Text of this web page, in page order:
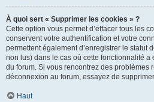
À quoi sert « Supprimer les cookies » ?
Cette option vous permet d’effacer tous les
conservent votre authentification et votre
permettent également d’enregistrer le statut
non lus) dans le cas où cette fonctionnalité
du forum. Si vous rencontrez des problèmes
déconnexion au forum, essayez de
Haut